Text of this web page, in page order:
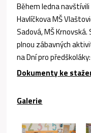
Během ledna
Havlíčkova MŠ
Sadová, MŠ
plnou zábavných
na Dní pro
Dokumenty ke
Galerie